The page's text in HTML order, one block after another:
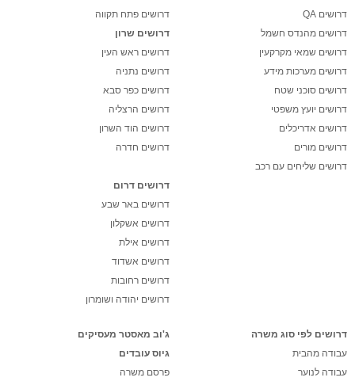
דרושים QA
דרושים מהנדס חשמל
דרושים שמאי מקרקעין
דרושים מערכות מידע
דרושים סוכני שטח
דרושים יועץ משפטי
דרושים אדריכלים
דרושים מורים
דרושים שליחים עם רכב
דרושים פתח תקווה
דרושים שרון
דרושים ראש העין
דרושים נתניה
דרושים כפר סבא
דרושים הרצליה
דרושים הוד השרון
דרושים חדרה
דרושים דרום
דרושים באר שבע
דרושים אשקלון
דרושים אילת
דרושים אשדוד
דרושים רחובות
דרושים יהודה ושומרון
דרושים לפי סוג משרה
עבודה מהבית
עבודה לנוער
ג'וב מאסטר מעסיקים
גיוס עובדים
פרסם משרה